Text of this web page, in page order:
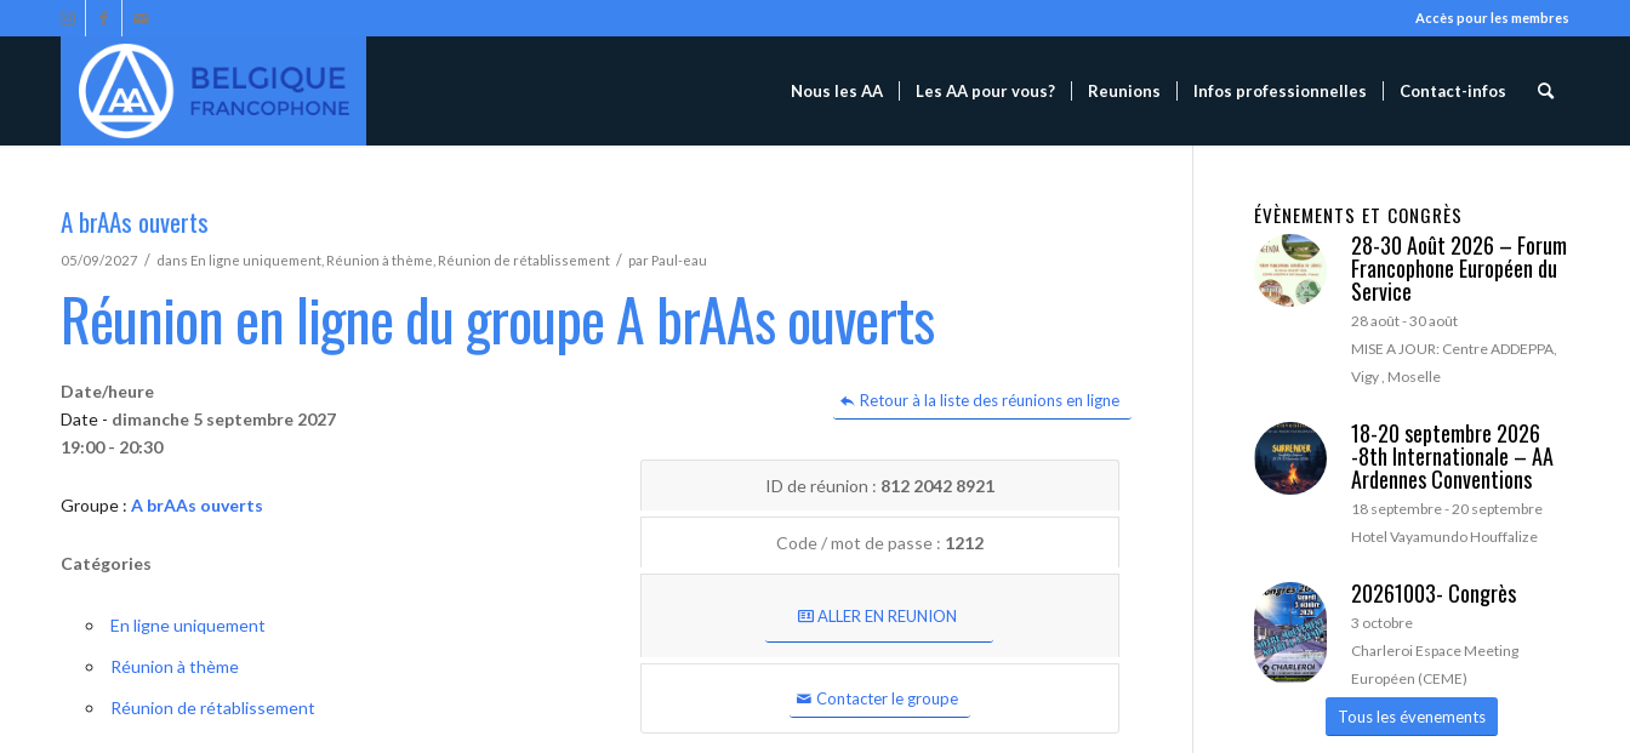
Accès pour les membres
Nous les AA Les AA pour vous? Reunions Infos professionnelles Contact-infos
A brAAs ouverts
05/09/2027 / dans En ligne uniquement Réunion à thème Réunion de rétablissement / par Paul-eau
Réunion en ligne du groupe A brAAs ouverts
Retour à la liste des réunions en ligne
Date/heure
Date - dimanche 5 septembre 2027
19:00 - 20:30
Groupe : A brAAs ouverts
Catégories
En ligne uniquement
Réunion à thème
Réunion de rétablissement
ID de réunion : 812 2042 8921
Code / mot de passe : 1212
ALLER EN REUNION
Contacter le groupe
ÉVÈNEMENTS ET CONGRÈS
28-30 Août 2026 – Forum
Francophone Européen du
Service
28 août-30 août
MISE A JOUR: Centre ADDEPPA,
Vigy , Moselle
18-20 septembre 2026
-8th Internationale – AA
Ardennes Conventions
18 septembre-20 septembre
Hotel Vayamundo Houffalize
20261003- Congrès
3 octobre
Charleroi Espace Meeting
Européen (CEME)
Tous les évenements